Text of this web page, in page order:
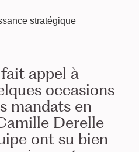
stratégique
appel à
occasions
mandats en
Derelle
ont su bien